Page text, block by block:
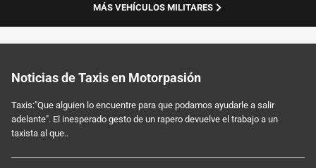
MÁS VEHÍCULOS MILITARES
Noticias de Taxis en Motorpasión
Taxis:"Que alguien lo encuentre para que podamos ayudarle a salir
adelante". El inesperado gesto de un rapero devuelve el trabajo a un
taxista al que..